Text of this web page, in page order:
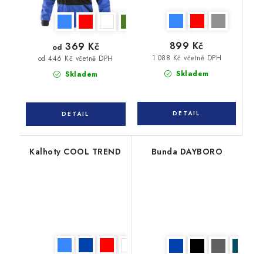
Skladem
od 446 Kč včetně DPH
od 369 Kč
Skladem
1 088 Kč včetně DPH
899 Kč
Kalhoty COOL TREND Bunda DAYBORO